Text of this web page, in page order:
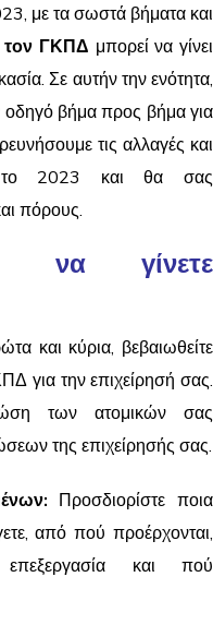
με τα σωστά βήματα και
ΓΚΠΔ μπορεί να γίνει
Σε αυτήν την ενότητα,
βήμα προς βήμα για
τις αλλαγές και
το 2023 και θα σας
πόρους.
να γίνετε
και κύρια, βεβαιωθείτε
για την επιχείρησή σας.
των ατομικών σας
της επιχείρησής σας.
Προσδιορίστε ποια
από πού προέρχονται,
και πού